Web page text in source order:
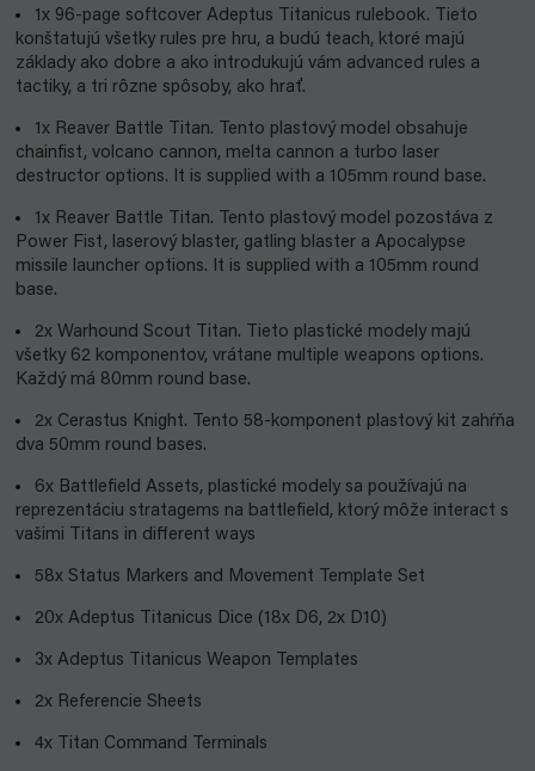
1x 96-page softcover Adeptus Titanicus rulebook. Tieto
konštatujú všetky rules pre hru, a budú teach, ktoré majú
základy ako dobre a ako introdukujú vám advanced rules a
tactiky, a tri rôzne spôsoby, ako hrať.
1x Reaver Battle Titan. Tento plastový model obsahuje
chainfist, volcano cannon, melta cannon a turbo laser
destructor options. It is supplied with a 105mm round base.
1x Reaver Battle Titan. Tento plastový model pozostáva z
Power Fist, laserový blaster, gatling blaster a Apocalypse
missile launcher options. It is supplied with a 105mm round
base.
2x Warhound Scout Titan. Tieto plastické modely majú
všetky 62 komponentov, vrátane multiple weapons options.
Každý má 80mm round base.
2x Cerastus Knight. Tento 58-komponent plastový kit zahŕňa
dva 50mm round bases.
6x Battlefield Assets, plastické modely sa používajú na
reprezentáciu stratagems na battlefield, ktorý môže interact s
vašimi Titans in different ways
58x Status Markers and Movement Template Set
20x Adeptus Titanicus Dice (18x D6, 2x D10)
3x Adeptus Titanicus Weapon Templates
2x Referencie Sheets
4x Titan Command Terminals